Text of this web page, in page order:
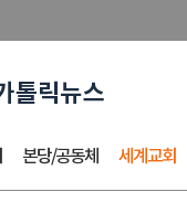
본당/공동체 세계교회